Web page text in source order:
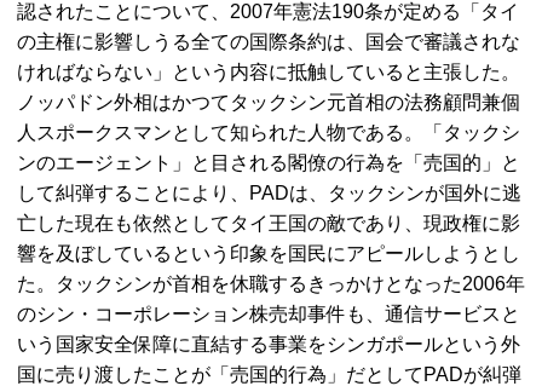
認されたことについて、2007年憲法190条が定める「タイ
の主権に影響しうる全ての国際条約は、国会で審議されな
ければならない」という内容に抵触していると主張した。
ノッパドン外相はかつてタックシン元首相の法務顧問兼個
人スポークスマンとして知られた人物である。「タックシ
ンのエージェント」と目される閣僚の行為を「売国的」と
して糾弾することにより、PADは、タックシンが国外に逃
亡した現在も依然としてタイ王国の敵であり、現政権に影
響を及ぼしているという印象を国民にアピールしようとし
た。タックシンが首相を休職するきっかけとなった2006年
のシン・コーポレーション株売却事件も、通信サービスと
いう国家安全保障に直結する事業をシンガポールという外
国に売り渡したことが「売国的行為」だとしてPADが糾弾